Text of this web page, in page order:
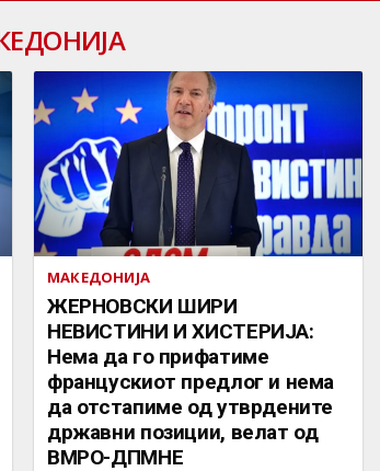
МАКЕДОНИЈА
ЖЕРНОВСКИ ШИРИ
НЕВИСТИНИ И ХИСТЕРИЈА:
Нема да го прифатиме
францускиот предлог и нема
да отстапиме од утврдените
државни позиции, велат од
ВМРО-ДПМНЕ